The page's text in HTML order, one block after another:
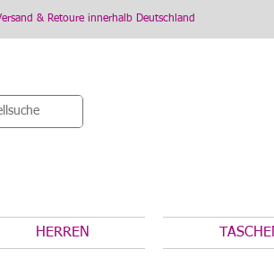
& Retoure innerhalb Deutschland
HERREN